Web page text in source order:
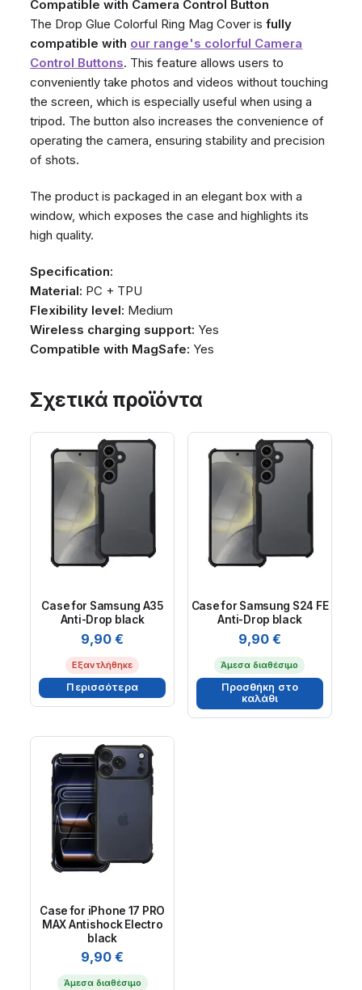
Compatible with Camera Control Button
The Drop Glue Colorful Ring Mag Cover isfully
compatible with our range's colorful Camera
Control Buttons. This feature allows users to
conveniently take photos and videos without touching
the screen, which is especially useful when using a
tripod. The button also increases the convenience of
operating the camera, ensuring stability and precision
of shots.
The product is packaged in an elegant box with a
window, which exposes the case and highlights its
high quality.
Specification:
Material: PC + TPU
Flexibility level: Medium
Wireless charging support: Yes
Compatible with MagSafe: Yes
Σχετικά προϊόντα
Case for Samsung A35
Anti-Drop black
9,90€
Εξαντλήθηκε
Περισσότερα
Case for Samsung S24 FE
Anti-Drop black
9,90 €
Άμεσα διαθέσιμο
Προσθήκη στο
καλάθι
Case for iPhone 17 PRO
MAX Antishock Electro
black
9,90€
Άμεσα διαθέσιμο